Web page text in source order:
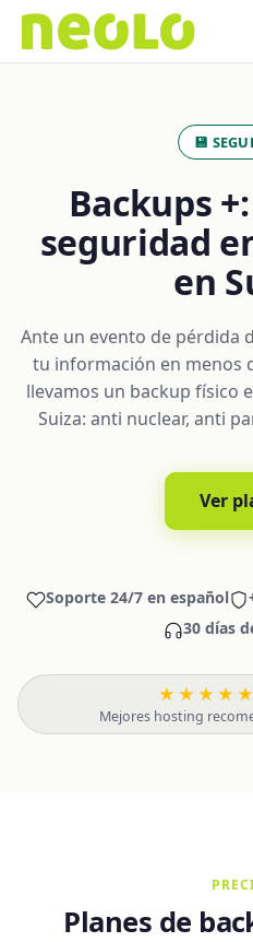
💾
Backups
seguridad
en
Ante un evento de pérdida
tu información en menos
llevamos un backup físico
Suiza: anti nuclear, anti
Ver
Soporte 24/7 en español
30 días
★★★★★
Mejores hosting
Planes de